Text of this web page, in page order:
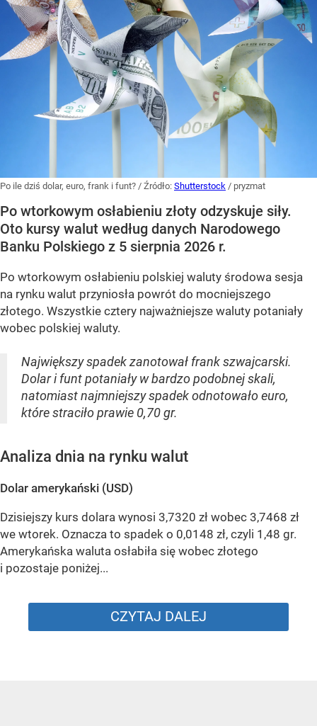
Po ile dziś dolar, euro, frank i funt? / Źródło: Shutterstock / pryzmat
Po wtorkowym osłabieniu złoty odzyskuje siły.
Oto kursy walut według danych Narodowego
Banku Polskiego z 5 sierpnia 2026 r.
Po wtorkowym osłabieniu polskiej waluty środowa sesja
na rynku walut przyniosła powrót do mocniejszego
złotego. Wszystkie cztery najważniejsze waluty potaniały
wobec polskiej waluty.
Największy spadek zanotował frank szwajcarski.
Dolar i funt potaniały w bardzo podobnej skali,
natomiast najmniejszy spadek odnotowało euro,
które straciło prawie 0,70 gr.
Analiza dnia na rynku walut
Dolar amerykański (USD)
Dzisiejszy kurs dolara wynosi 3,7320 zł wobec 3,7468 zł
we wtorek. Oznacza to spadek o 0,0148 zł, czyli 1,48 gr.
Amerykańska waluta osłabiła się wobec złotego
i pozostaje poniżej...
CZYTAJ DALEJ